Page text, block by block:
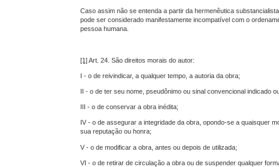
Caso assim não se entenda a partir da hermenêutica
pode ser considerado manifestamente incompatível com o
pessoa humana.
[1]Art. 24. São direitos morais do autor:
I - o de reivindicar, a qualquer tempo, a autoria da obra;
II - o de ter seu nome, pseudônimo ou sinal convencional indicado
III - o de conservar a obra inédita;
IV - o de assegurar a integridade da obra, opondo-se a quaisquer
sua reputação ou honra;
V - o de modificar a obra, antes ou depois de utilizada;
VI - o de retirar de circulação a obra ou de suspender qualquer